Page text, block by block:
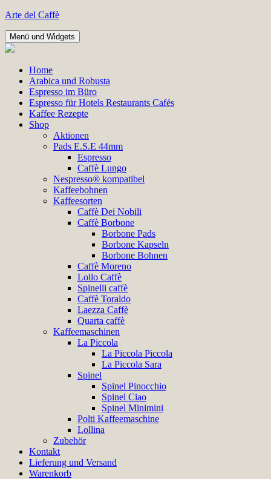
Zum
springen
Arte del Caffè
Menü und Widgets
Home
Arabica und Robusta
Espresso im Büro
Espresso für Hotels Restaurants Cafés
Kaffee Rezepte
Shop
Aktionen
Pads E.S.E 44mm
Espresso
Caffè Lungo
Nespresso® kompatibel
Kaffeebohnen
Kaffeesorten
Caffè Dei Nobili
Caffè Borbone
Borbone Pads
Borbone Kapseln
Borbone Bohnen
Caffè Moreno
Lollo Caffè
Spinelli caffè
Caffè Toraldo
Laezza Caffè
Quarta caffè
Kaffeemaschinen
La Piccola
La Piccola Piccola
La Piccola Sara
Spinel
Spinel Pinocchio
Spinel Ciao
Spinel Minimini
Polti Kaffeemaschine
Lollina
Zubehör
Kontakt
Lieferung und Versand
Warenkorb